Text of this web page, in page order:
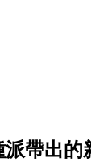
派帶出